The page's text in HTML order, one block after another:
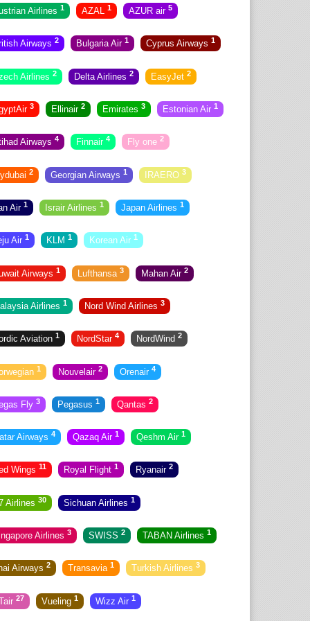
Airlines 1 AZAL 1 AZUR air 5
Airways 2 Bulgaria Air 1 Cyprus Airways 1
Airlines 2 Delta Airlines 2 EasyJet 2
3 Ellinair 2 Emirates 3 Estonian Air 1
Airways 4 Finnair 4 Fly one 2
2 Georgian Airways 1 IRAERO 3
Air 1 Israir Airlines 1 Japan Airlines 1
Air 1 KLM 1 Korean Air 1
Airways 1 Lufthansa 3 Mahan Air 2
Airlines 1 Nord Wind Airlines 3
Aviation 1 NordStar 4 NordWind 2
1 Nouvelair 2 Orenair 4
Fly 3 Pegasus 1 Qantas 2
Airways 4 Qazaq Air 1 Qeshm Air 1
Wings 11 Royal Flight 1 Ryanair 2
Airlines 30 Sichuan Airlines 1
Airlines 3 SWISS 2 TABAN Airlines 1
Airways 2 Transavia 1 Turkish Airlines 3
27 Vueling 1 Wizz Air 1